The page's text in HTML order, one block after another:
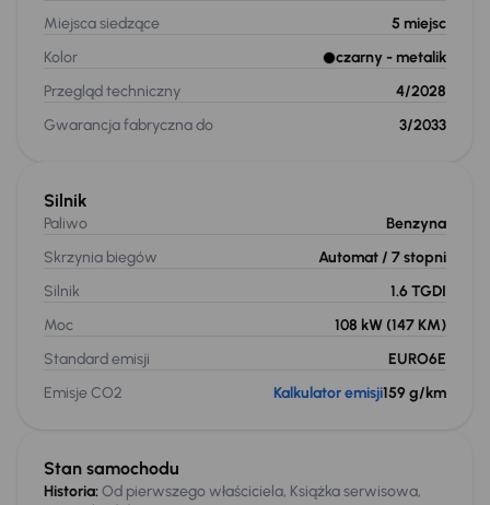
Miejsca siedzące
5 miejsc
Kolor
czarny - metalik
Przegląd techniczny
4/2028
Gwarancja fabryczna do
3/2033
Stan samochodu
Historia:Od pierwszego właściciela, Książka serwisowa,
Silnik
Paliwo
Benzyna
Skrzynia biegów
Automat / 7 stopni
Silnik
1.6 TGDI
Moc
108 kW (147 KM)
Standard emisji
EURO6E
Emisje CO2
Kalkulator emisji159 g/km